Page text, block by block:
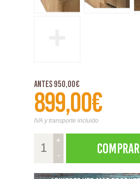
Antes 950,00€
899,00€
IVA y transporte incluido
+
-
Comprar